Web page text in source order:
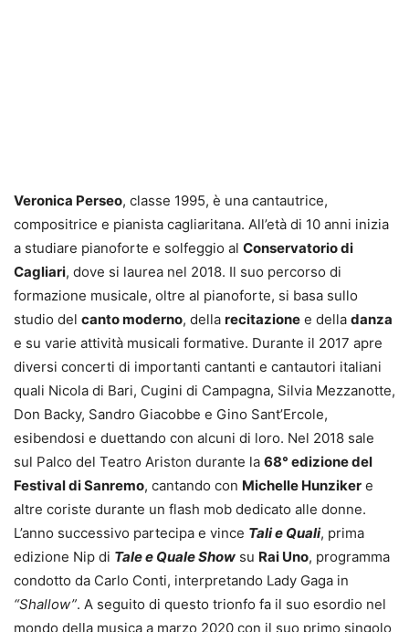
Veronica Perseo, classe 1995, è una cantautrice,
compositrice e pianista cagliaritana. All’età di 10 anni inizia
a studiare pianoforte e solfeggio al Conservatorio di
Cagliari, dove si laurea nel 2018. Il suo percorso di
formazione musicale, oltre al pianoforte, si basa sullo
studio del canto moderno, della recitazione e della danza
e su varie attività musicali formative. Durante il 2017 apre
diversi concerti di importanti cantanti e cantautori italiani
quali Nicola di Bari, Cugini di Campagna, Silvia Mezzanotte,
Don Backy, Sandro Giacobbe e Gino Sant’Ercole,
esibendosi e duettando con alcuni di loro. Nel 2018 sale
sul Palco del Teatro Ariston durante la 68° edizione del
Festival di Sanremo, cantando con Michelle Hunziker e
altre coriste durante un flash mob dedicato alle donne.
L’anno successivo partecipa e vince Tali e Quali, prima
edizione Nip di Tale e Quale Show su Rai Uno, programma
condotto da Carlo Conti, interpretando Lady Gaga in
“Shallow”. A seguito di questo trionfo fa il suo esordio nel
mondo della musica a marzo 2020 con il suo primo singolo